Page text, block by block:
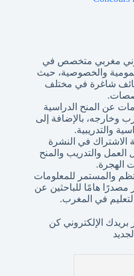
مغربي متخصص في
والخصوصية، حيث
شاغرة في مختلف
عن المنح الدراسية
وخارجه، بالإضافة إلى
والتدريبية.
الاشتراك في النشرة
العمل والتدريب والمنح
الهجرة.
والمستمر للمعلومات
مصدرًا هامًا للباحثين عن
في المغرب.
الإلكتروني كن